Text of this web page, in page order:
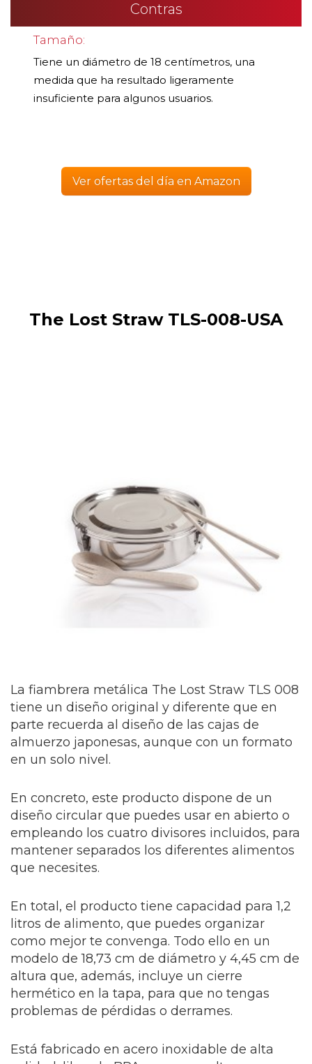
Contras
Tamaño:
Tiene un diámetro de 18 centímetros, una
medida que ha resultado ligeramente
insuficiente para algunos usuarios.
Ver ofertas del día en Amazon
The Lost Straw TLS-008-USA
La fiambrera metálica The Lost Straw TLS 008
tiene un diseño original y diferente que en
parte recuerda al diseño de las cajas de
almuerzo japonesas, aunque con un formato
en un solo nivel.
En concreto, este producto dispone de un
diseño circular que puedes usar en abierto o
empleando los cuatro divisores incluidos, para
mantener separados los diferentes alimentos
que necesites.
En total, el producto tiene capacidad para 1,2
litros de alimento, que puedes organizar
como mejor te convenga. Todo ello en un
modelo de 18,73 cm de diámetro y 4,45 cm de
altura que, además, incluye un cierre
hermético en la tapa, para que no tengas
problemas de pérdidas o derrames.
Está fabricado en acero inoxidable de alta